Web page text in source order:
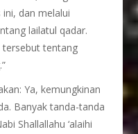
dan melalui
lailatul qadar.
tersebut tentang
Ya, kemungkinan
Banyak tanda-tanda
Shallallahu ‘alaihi